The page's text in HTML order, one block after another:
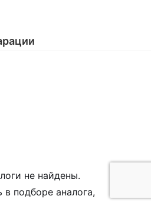
не найдены.
подборе аналога,